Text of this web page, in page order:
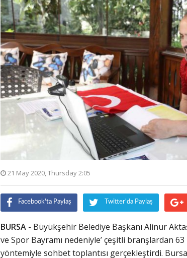
21 May 2020, Thursday 2:05
Facebook'ta Paylaş Twitter'da Paylaş
BURSA - Büyükşehir Belediye Başkanı Alinur
ve Spor Bayramı nedeniyle’ çeşitli branşlardan
yöntemiyle sohbet toplantısı gerçekleştirdi.